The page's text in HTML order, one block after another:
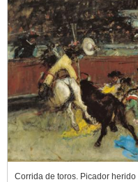
Corrida de toros. Picador herido